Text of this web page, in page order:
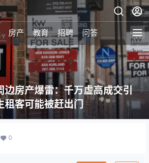
房产 教育 招聘 问答
边房产爆雷：千万虚高成交引
租客可能被赶出门
0